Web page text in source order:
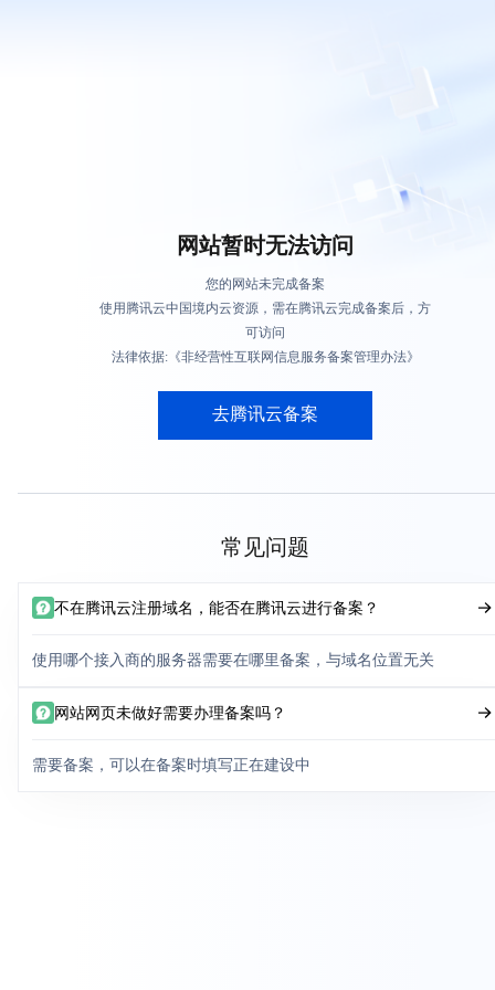
网站暂时无法访问
您的网站未完成备案
使用腾讯云中国境内云资源，需在腾讯云完成备案后，方
可访问
法律依据:《非经营性互联网信息服务备案管理办法》
去腾讯云备案
常见问题
不在腾讯云注册域名，能否在腾讯云进行备案？
使用哪个接入商的服务器需要在哪里备案，与域名位置无关
网站网页未做好需要办理备案吗？
需要备案，可以在备案时填写正在建设中